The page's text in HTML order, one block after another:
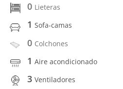
0 Lieteras
1 Sofa-camas
0 Colchones
1 Aire acondicionado
3 Ventiladores